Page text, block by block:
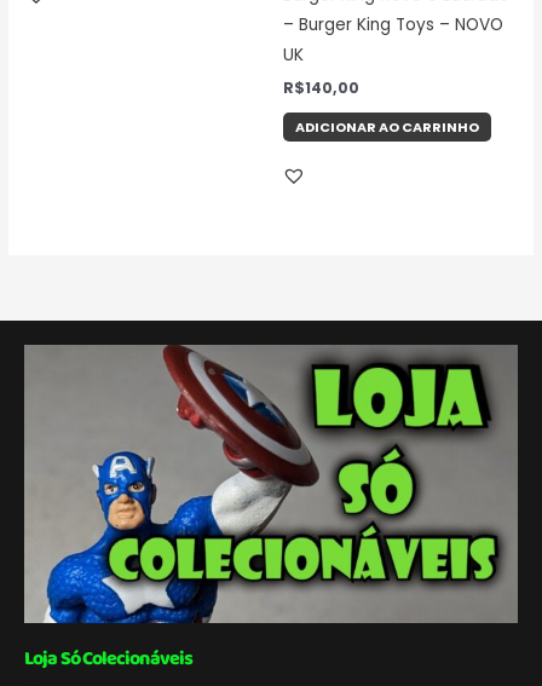
– Burger King Toys – NOVO
UK
R$140,00
ADICIONAR AO CARRINHO
Loja Só Colecionáveis